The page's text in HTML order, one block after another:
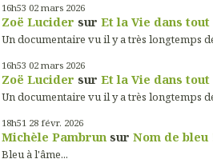
16h53 02 mars 2026
Zoë Lucider sur Et la Vie dans tout
Un documentaire vu il y a très longtemps
16h53 02 mars 2026
Zoë Lucider sur Et la Vie dans tout
Un documentaire vu il y a très longtemps
18h51 28 févr. 2026
Michèle Pambrun sur Nom de bleu
Bleu à l'âme...